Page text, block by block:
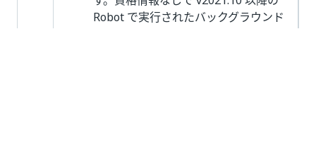
Robot で実行されたバックグラウンド